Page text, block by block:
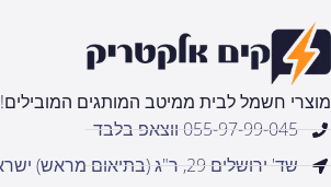
מוצרי חשמל לבית ממיטב המותגים המובילים!
055-97-99-045 ווצאפ בלבד
שד' ירושלים 29, ר"ג (בתיאום מראש) ישראל